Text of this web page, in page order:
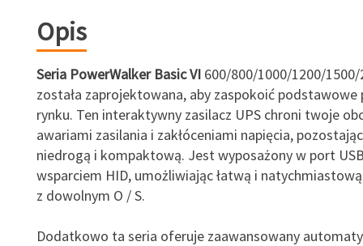
Opis
Seria PowerWalker Basic VI600/800/1000/1200/1500/
została zaprojektowana, aby zaspokoić podstawowe
rynku. Ten interaktywny zasilacz UPS chroni twoje
awariami zasilania i zakłóceniami napięcia,
niedrogą i kompaktową. Jest wyposażony w port
wsparciem HID, umożliwiając łatwą i
z dowolnym O / S.
Dodatkowo ta seria oferuje zaawansowany